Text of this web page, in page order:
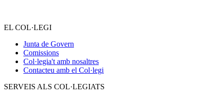
EL COL·LEGI
Junta de Govern
Comissions
Col·legia't amb nosaltres
Contacteu amb el Col·legi
SERVEIS ALS COL·LEGIATS